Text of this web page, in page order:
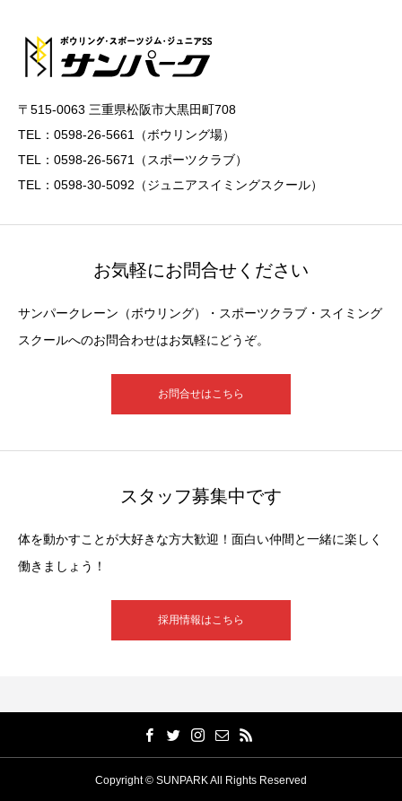
〒515-0063 三重県松阪市大黒田町708
TEL：0598-26-5661（ボウリング場）
TEL：0598-26-5671（スポーツクラブ）
TEL：0598-30-5092（ジュニアスイミングスクール）
お気軽にお問合せください
サンパークレーン（ボウリング）・スポーツクラブ・スイミング
スクールへのお問合わせはお気軽にどうぞ。
お問合せはこちら
スタッフ募集中です
体を動かすことが大好きな方大歓迎！面白い仲間と一緒に楽しく
働きましょう！
採用情報はこちら
Copyright © SUNPARK All Rights Reserved